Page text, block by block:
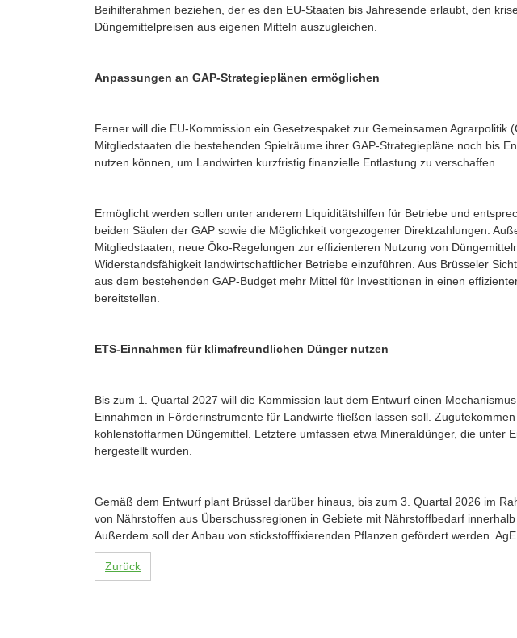
Beihilferahmen beziehen, der es den EU-Staaten bis Jahresende erlaubt, den
Düngemittelpreisen aus eigenen Mitteln auszugleichen.
Anpassungen an GAP-Strategieplänen ermöglichen
Ferner will die EU-Kommission ein Gesetzespaket zur Gemeinsamen Agrarpolitik
Mitgliedstaaten die bestehenden Spielräume ihrer GAP-Strategiepläne noch bis
nutzen können, um Landwirten kurzfristig finanzielle Entlastung zu verschaffen.
Ermöglicht werden sollen unter anderem Liquiditätshilfen für Betriebe und
beiden Säulen der GAP sowie die Möglichkeit vorgezogener Direktzahlungen.
Mitgliedstaaten, neue Öko-Regelungen zur effizienteren Nutzung von
Widerstandsfähigkeit landwirtschaftlicher Betriebe einzuführen. Aus Brüsseler
aus dem bestehenden GAP-Budget mehr Mittel für Investitionen in einen
bereitstellen.
ETS-Einnahmen für klimafreundlichen Dünger nutzen
Bis zum 1. Quartal 2027 will die Kommission laut dem Entwurf einen
Einnahmen in Förderinstrumente für Landwirte fließen lassen soll.
kohlenstoffarmen Düngemittel. Letztere umfassen etwa Mineraldünger, die unter
hergestellt wurden.
Gemäß dem Entwurf plant Brüssel darüber hinaus, bis zum 3. Quartal 2026 im
von Nährstoffen aus Überschussregionen in Gebiete mit Nährstoffbedarf
Außerdem soll der Anbau von stickstofffixierenden Pflanzen gefördert werden. AgE
Zurück